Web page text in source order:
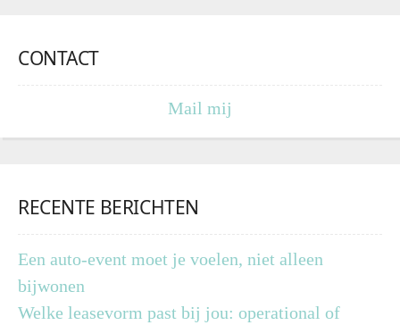
CONTACT
Mail mij
RECENTE BERICHTEN
Een auto-event moet je voelen, niet alleen
bijwonen
Welke leasevorm past bij jou: operational of